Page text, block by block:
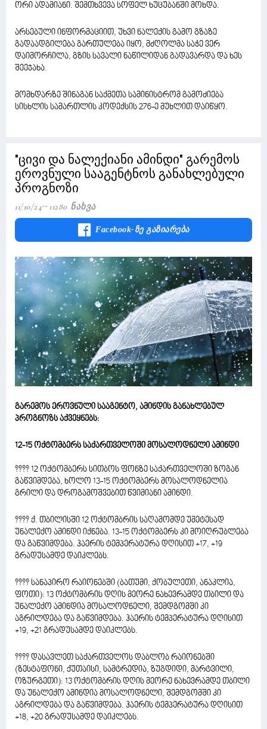
ორი ადამიანი. შემთხვევა სოფელ ხუცუბანში მოხდა.
არსებული ინფორმაციით, უხვი ნალექის გამო გზაზე
გადაადგილება გართულება იყო, მძღოლმა საჭე ვერ
დაიმორჩილა, გზის სავალი ნაწილიდან გადავარდა და ხეს
შეეჯახა.
მომხდარზე შინაგან საქმეთა სამინისტრომ გამოძიება
სისხლის სამართლის კოდექსის 276-ე მუხლით დაიწყო.
"ცივი და ნალექიანი ამინდი" გარემოს
ეროვნული სააგენტნოს განახლებული
პროგნოზი
11/10/24 11280 Ნახვა
Facebook-Ზე Გაზიარება
გარემოს ეროვნული სააგენტო, ამინდის განახლებულ
პროგნოზს აქვეყნებს:
12-15 ოქტომბერს საქართველოში მოსალოდნელი ამინდი
???? 12 ოქტომბერს სითბოს ფონზე საქართველოში ზოგან
გაწვიმდება, ხოლო 13-15 ოქტომბერს მოსალოდნელია
გრილი და დროგამოშვებით წვიმიანი ამინდი.
???? ქ. თბილისში 12 ოქტომბრის საღამომდე უმეტესად
უნალექო ამინდი იქნება. 13-15 ოქტომბერს კი მოიღრუბლება
და გაწვიმდება. ჰაერის ტემპერატურა დღისით +17, +19
გრადუსამდე დაიკლებს.
???? სანაპირო რაიონებში (ბათუმი, ქობულეთი, ანაკლია,
ფოთი): 13 ოქტომბრის დღის მეორე ნახევრამდე თბილი და
უნალექო ამინდია მოსალოდნელი, შემდგომში კი
აგრილდება და გაწვიმდება. ჰაერის ტემპერატურა დღისით
+19, +21 გრადუსამდე დაიკლებს.
???? დასავლეთ საქართველოს დაბლობ რაიონებში
(ზესტაფონი, ქუთაისი, სამტრედია, ზუგდიდი, მარტვილი,
ოზურგეთი): 13 ოქტომბრის დღის მეორე ნახევრამდე თბილი
და უნალექო ამინდია მოსალოდნელი, შემდგომში კი
აგრილდება და გაწვიმდება. ჰაერის ტემპერატურა დღისით
+18, +20 გრადუსამდე დაიკლებს.